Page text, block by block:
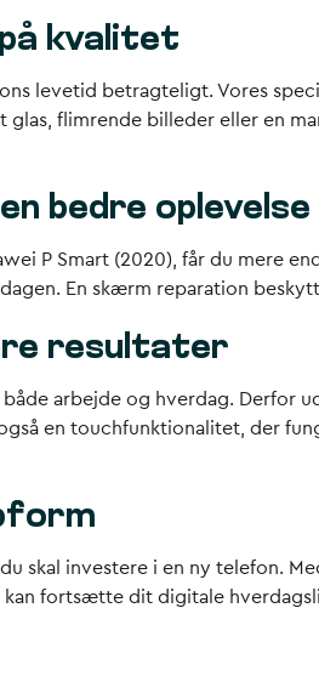
kvalitet
levetid betragteligt. Vores
flimrende billeder eller en
bedre oplevelse
P Smart (2020), får du mere
En skærm reparation
resultater
arbejde og hverdag.
en touchfunktionalitet, der
skal investere i en ny telefon.
fortsætte dit digitale